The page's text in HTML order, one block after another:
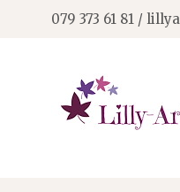
079 373 61 81 /